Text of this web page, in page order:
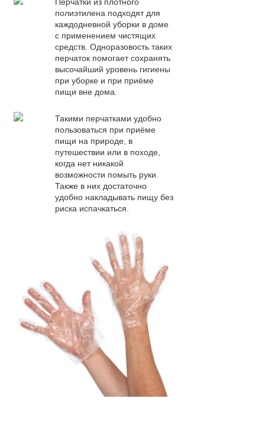
полиэтилена подходят для
каждодневной уборки в доме
с применением чистящих
средств. Одноразовость таких
перчаток помогает сохранять
высочайший уровень гигиены
при уборке и при приёме
пищи вне дома.
Такими перчатками удобно
пользоваться при приёме
пищи на природе, в
путешествии или в походе,
когда нет никакой
возможности помыть руки.
Также в них достаточно
удобно накладывать пищу без
риска испачкаться.